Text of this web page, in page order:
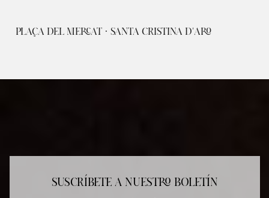
PLAÇA DEL MERCAT · SANTA CRISTINA D'ARO
SUSCRÍBETE A NUESTRO BOLETÍN